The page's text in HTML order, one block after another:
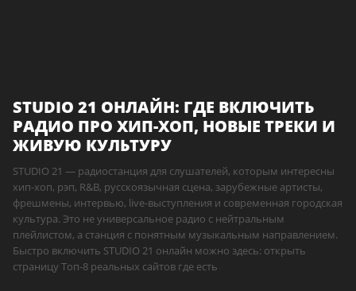
STUDIO 21 ОНЛАЙН: ГДЕ ВКЛЮЧИТЬ
РАДИО ПРО ХИП-ХОП, НОВЫЕ ТРЕКИ И
ЖИВУЮ КУЛЬТУРУ
STUDIO 21 — радиостанция для слушателей, которым интересны
хип-хоп, рэп, R&B, русскоязычная сцена, зарубежные артисты,
фрешмены, интервью, live-выступления и современная городская
культура. Это не универсальное радио с нейтральным
плейлистом, а станция с понятным музыкальным направлением.
Быстро включить STUDIO 21 онлайн можно здесь: открыть
страницу Топ-8 реальных сайтов где есть